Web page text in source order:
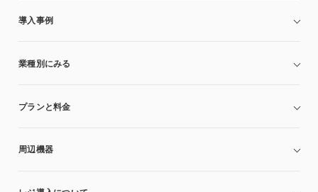
導入事例
業種別にみる
プランと料金
周辺機器